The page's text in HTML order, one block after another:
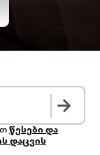
წესები და
დაცვის